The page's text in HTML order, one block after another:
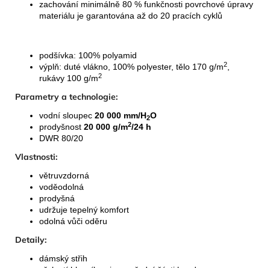
zachování minimálně 80 % funkčnosti povrchové úpravy
materiálu je garantována až do 20 pracích cyklů
podšívka: 100% polyamid
výplň: duté vlákno, 100% polyester, tělo 170 g/m2,
rukávy 100 g/m2
Parametry a technologie:
vodní sloupec 20 000 mm/H2O
prodyšnost 20 000 g/m2/24 h
DWR 80/20
Vlastnosti:
větruvzdorná
voděodolná
prodyšná
udržuje tepelný komfort
odolná vůči oděru
Detaily:
dámský střih